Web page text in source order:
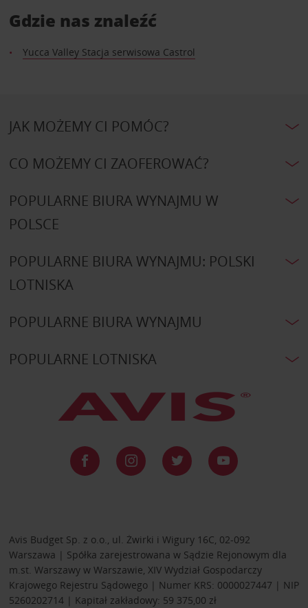
Gdzie nas znaleźć
Yucca Valley Stacja serwisowa Castrol
JAK MOŻEMY CI POMÓC?
CO MOŻEMY CI ZAOFEROWAĆ?
POPULARNE BIURA WYNAJMU W
POLSCE
POPULARNE BIURA WYNAJMU: POLSKI
LOTNISKA
POPULARNE BIURA WYNAJMU
POPULARNE LOTNISKA
Avis Budget Sp. z o.o., ul. Żwirki i Wigury 16C, 02-092
Warszawa | Spółka zarejestrowana w Sądzie Rejonowym dla
m.st. Warszawy w Warszawie, XIV Wydział Gospodarczy
Krajowego Rejestru Sądowego | Numer KRS: 0000027447 | NIP
5260202714 | Kapitał zakładowy: 59 375,00 zł